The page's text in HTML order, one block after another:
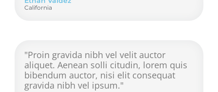
California
"Proin gravida nibh vel velit auctor
aliquet. Aenean solli citudin, lorem quis
bibendum auctor, nisi elit consequat
gravida nibh vel ipsum."